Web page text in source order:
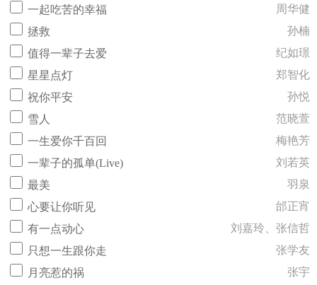
一起吃苦的幸福
周华健
拯救
孙楠
值得一辈子去爱
纪如璟
星星点灯
郑智化
祝你平安
孙悦
雪人
范晓萱
一生爱你千百回
梅艳芳
一辈子的孤单(Live)
刘若英
最美
羽泉
心要让你听见
邰正宵
有一点动心
刘嘉玲、张信哲
只想一生跟你走
张学友
月亮惹的祸
张宇